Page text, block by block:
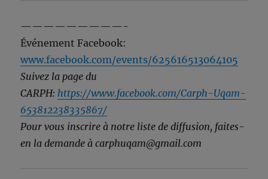
—————————-
Événement Facebook:
www.facebook.com/events/625616513064105
Suivez la page du
CARPH: https://www.facebook.com/Carph-Uqam-
653812238335867/
Pour vous inscrire à notre liste de diffusion, faites-
en la demande à carphuqam@gmail.com